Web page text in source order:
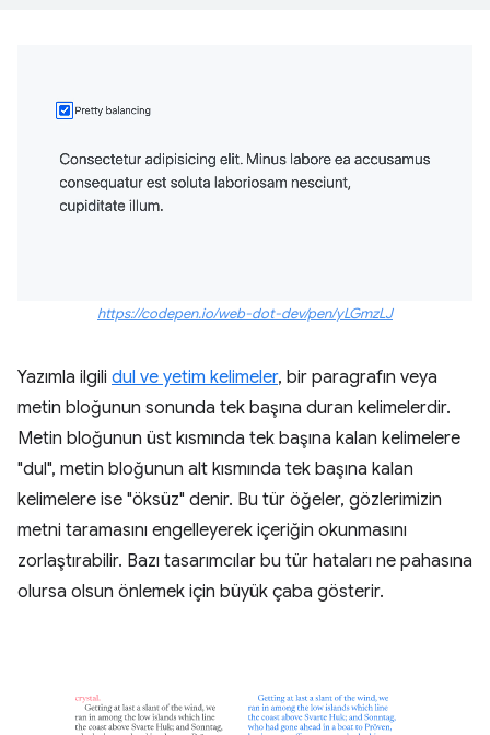
https://codepen.io/web-dot-dev/pen/yLGmzLJ
Yazımla ilgili dul ve yetim kelimeler, bir paragrafın veya
metin bloğunun sonunda tek başına duran kelimelerdir.
Metin bloğunun üst kısmında tek başına kalan kelimelere
"dul", metin bloğunun alt kısmında tek başına kalan
kelimelere ise "öksüz" denir. Bu tür öğeler, gözlerimizin
metni taramasını engelleyerek içeriğin okunmasını
zorlaştırabilir. Bazı tasarımcılar bu tür hataları ne pahasına
olursa olsun önlemek için büyük çaba gösterir.